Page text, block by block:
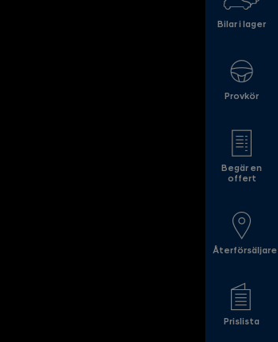
Bilar i lager
Provkör
Begär en
offert
Återförsäljare
Prislista